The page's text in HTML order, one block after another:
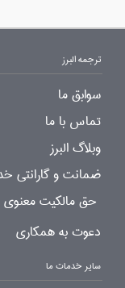
ترجمه البرز
سوابق ما
تماس با ما
وبلاگ البرز
ضمانت و گارانتی
حق مالکیت
دعوت به همکاری
سایر خدمات ما